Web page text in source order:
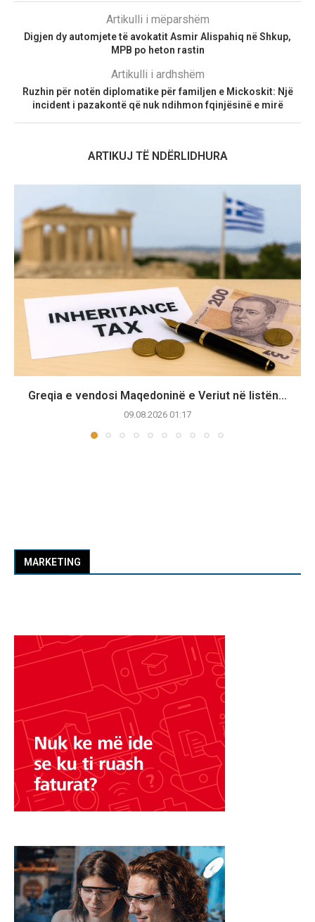
Artikulli i mëparshëm
Digjen dy automjete të avokatit Asmir Alispahiq në Shkup,
MPB po heton rastin
Artikulli i ardhshëm
Ruzhin për notën diplomatike për familjen e Mickoskit: Një
incident i pazakontë që nuk ndihmon fqinjësinë e mirë
ARTIKUJ TË NDËRLIDHURA
Greqia e vendosi Maqedoninë e Veriut në listën...
09.08.2026 01:17
MARKETING